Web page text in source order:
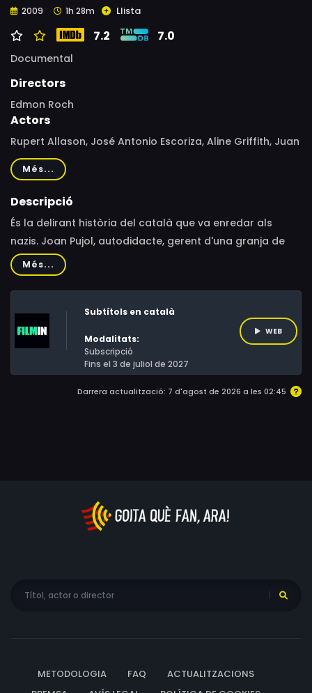
2009 1h 28m Llista
7.2 7.0
Documental
Directors
Edmon Roch
Actors
Rupert Allason, José Antonio Escoriza, Aline Griffith, Juan
Kreisler, joan pujol, Xavier Vinader
Més...
Descripció
És la delirant història del català que va enredar als
nazis. Joan Pujol, autodidacte, gerent d'una granja de
pollastres i conserge d'hotel comença a planejar la
seva contribució al"benestar de la humanitat". Decideix
oferir-se als britànics com a espia.
Més...
Subtítols en català
Modalitats:
Subscripció
Fins el 3 de juliol de 2027
WEB
Darrera actualització: 7 d'agost de 2026 a les 02:45
METODOLOGIA FAQ
ACTUALITZACIONS